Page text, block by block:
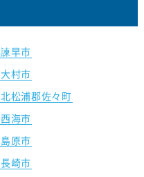
諫早市
大村市
北松浦郡佐々町
西海市
島原市
長崎市